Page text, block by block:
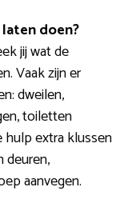
doen?
jij wat de
Vaak zijn er
dweilen,
toiletten
hulp extra klussen
deuren,
aanvegen.